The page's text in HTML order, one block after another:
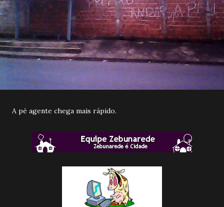
A pé agente chega mais rápido.